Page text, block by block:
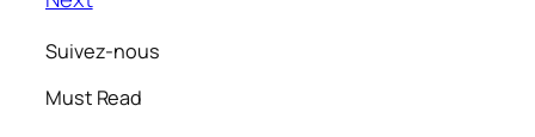
Suivez-nous
Must Read